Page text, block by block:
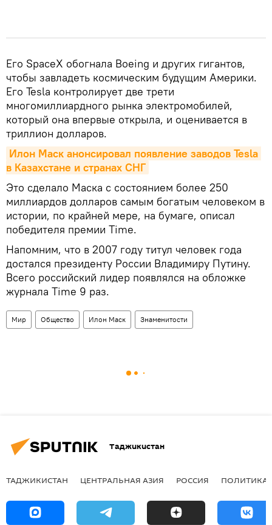
Его SpaceX обогнала Boeing и других гигантов,
чтобы завладеть космическим будущим Америки.
Его Tesla контролирует две трети
многомиллиардного рынка электромобилей,
который она впервые открыла, и оценивается в
триллион долларов.
Илон Маск анонсировал появление заводов Tesla
в Казахстане и странах СНГ
Это сделало Маска с состоянием более 250
миллиардов долларов самым богатым человеком в
истории, по крайней мере, на бумаге, описал
победителя премии Time.
Напомним, что в 2007 году титул человек года
достался президенту России Владимиру Путину.
Всего российский лидер появлялся на обложке
журнала Time 9 раз.
Мир Общество Илон Маск Знаменитости
Таджикистан
ТАДЖИКИСТАН ЦЕНТРАЛЬНАЯ АЗИЯ РОССИЯ ПОЛИТИКА